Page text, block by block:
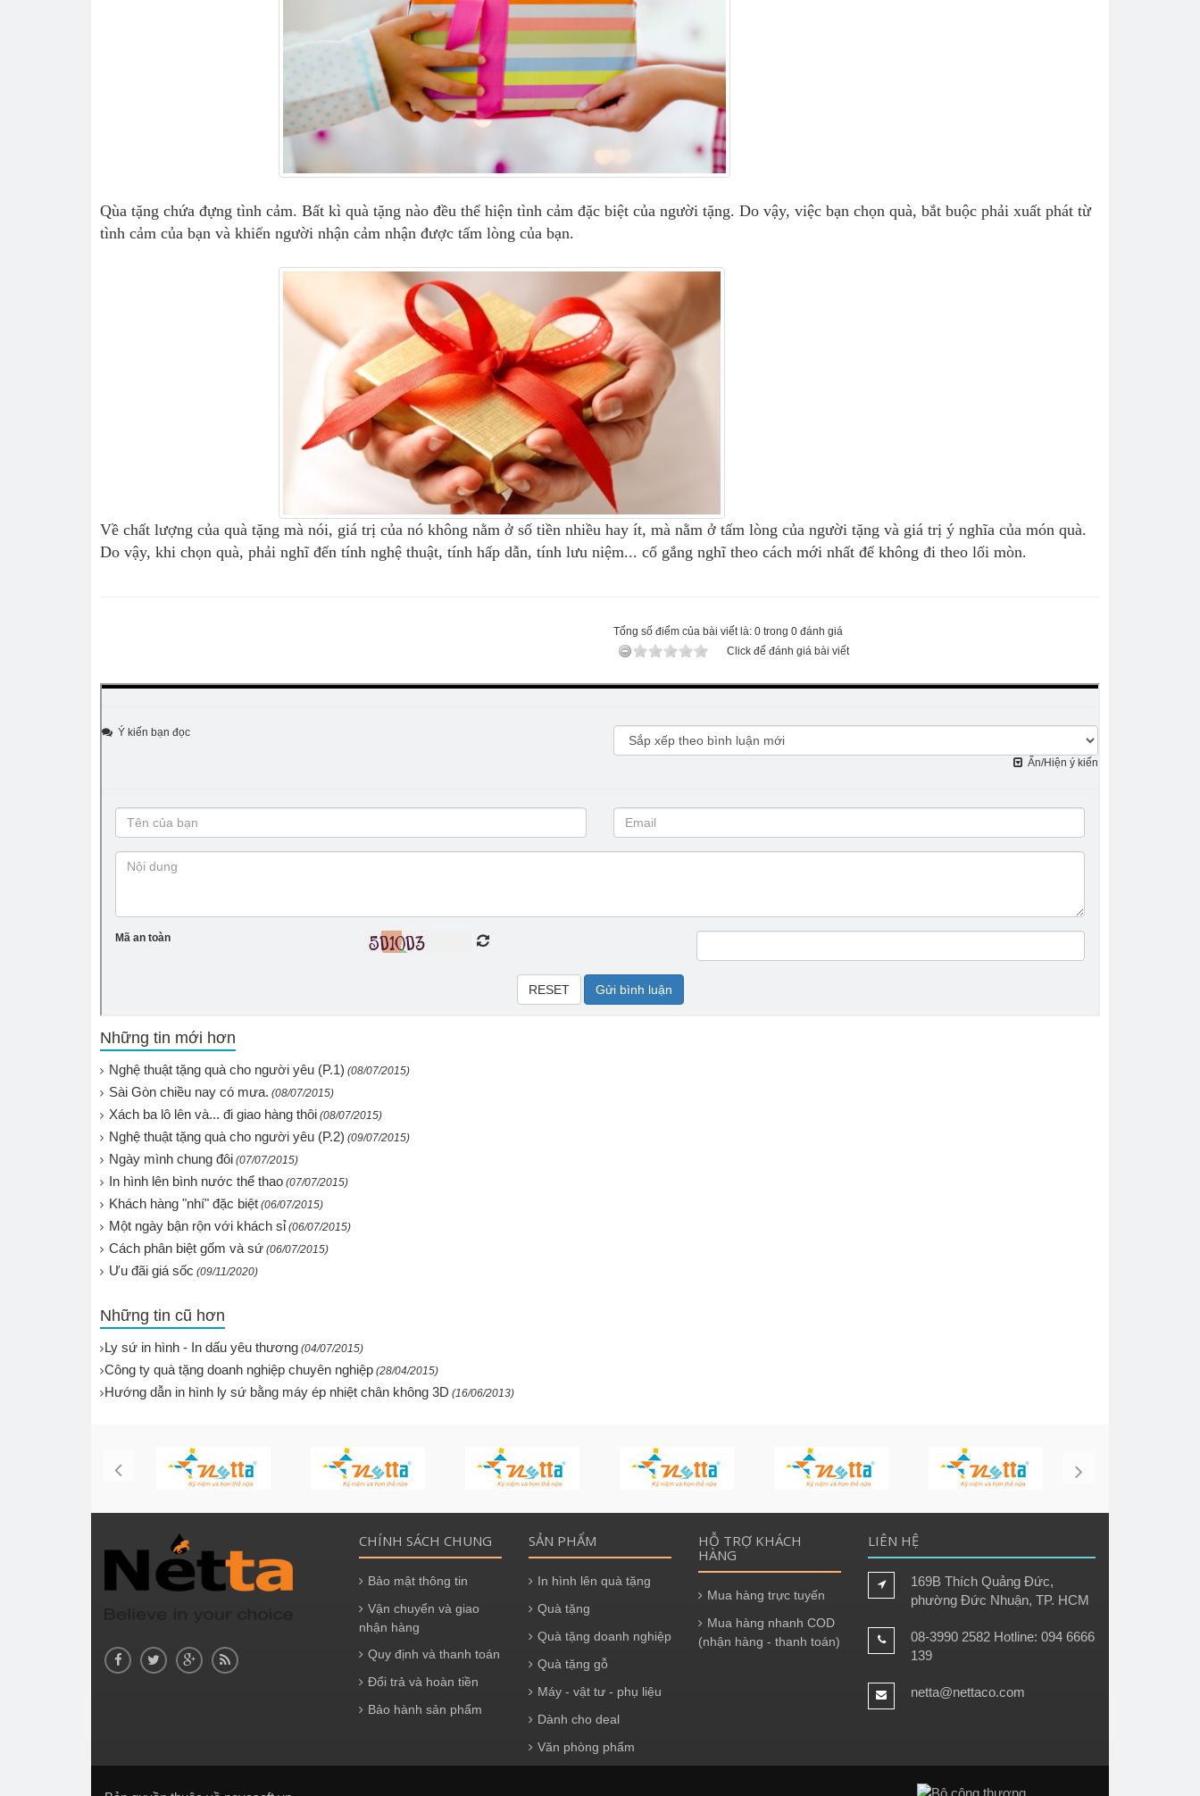
Qùa tặng chứa đựng tình cảm. Bất kì quà tặng nào đều thể hiện tình cảm đặc biệt của người tặng. Do vậy, việc bạn chọn quà, bắt buộc phải xuất phát từ
tình cảm của bạn và khiến người nhận cảm nhận được tấm lòng của bạn.
Về chất lượng của quà tặng mà nói, giá trị của nó không nằm ở số tiền nhiều hay ít, mà nằm ở tấm lòng của người tặng và giá trị ý nghĩa của món quà.
Do vậy, khi chọn quà, phải nghĩ đến tính nghệ thuật, tính hấp dẫn, tính lưu niệm... cố gắng nghĩ theo cách mới nhất để không đi theo lối mòn.
Tổng số điểm của bài viết là: 0 trong 0 đánh giá
Click để đánh giá bài viết
Những tin mới hơn
Nghệ thuật tặng quà cho người yêu (P.1) (08/07/2015)
Sài Gòn chiều nay có mưa. (08/07/2015)
Xách ba lô lên và... đi giao hàng thôi (08/07/2015)
Nghệ thuật tặng quà cho người yêu (P.2) (09/07/2015)
Ngày mình chung đôi (07/07/2015)
In hình lên bình nước thể thao (07/07/2015)
Khách hàng "nhí" đặc biệt (06/07/2015)
Một ngày bận rộn với khách sỉ (06/07/2015)
Cách phân biệt gốm và sứ (06/07/2015)
Ưu đãi giá sốc (09/11/2020)
Những tin cũ hơn
Ly sứ in hình - In dấu yêu thương (04/07/2015)
Công ty quà tặng doanh nghiệp chuyên nghiệp (28/04/2015)
Hướng dẫn in hình ly sứ bằng máy ép nhiệt chân không 3D (16/06/2013)
CHÍNH SÁCH CHUNG
Bảo mật thông tin
Vận chuyển và giao
nhận hàng
Quy định và thanh toán
Đổi trả và hoàn tiền
Bảo hành sản phẩm
SẢN PHẨM
In hình lên quà tặng
Quà tặng
Quà tặng doanh nghiệp
Quà tặng gỗ
Máy - vật tư - phụ liệu
Dành cho deal
Văn phòng phẩm
HỖ TRỢ KHÁCH
HÀNG
Mua hàng trực tuyến
Mua hàng nhanh COD
(nhận hàng - thanh toán)
LIÊN HỆ
169B Thích Quảng Đức,
phường Đức Nhuận, TP. HCM
08-3990 2582 Hotline: 094 6666
139
netta@nettaco.com